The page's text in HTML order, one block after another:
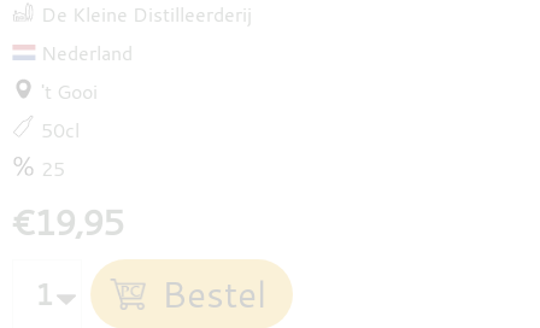
De Kleine Distilleerderij
Nederland
't Gooi
50cl
25
€19,95